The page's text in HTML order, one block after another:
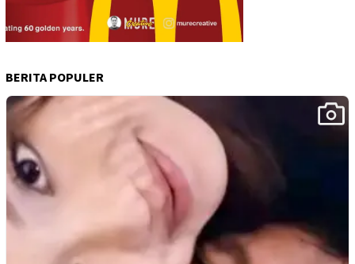
BERITA POPULER